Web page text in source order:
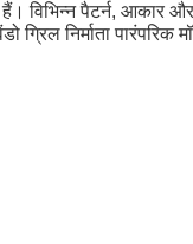
विभिन्न पैटर्न, आकार
ग्रिल निर्माता